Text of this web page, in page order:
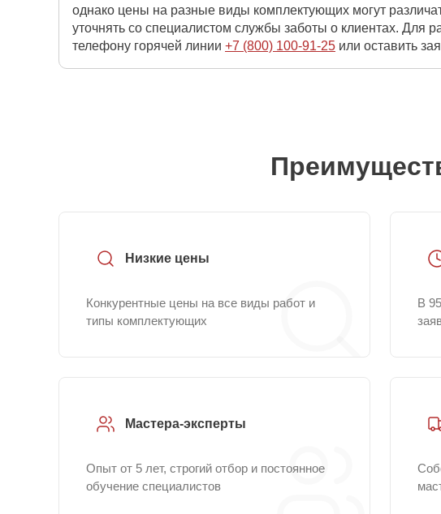
однако цены на разные виды комплектующих могут
уточнять со специалистом службы заботы о клиентах. Для
телефону горячей линии +7 (800) 100-91-25 или оставить
Низкие цены
Конкурентные цены на все виды работ и
типы комплектующих
В
Мастера-эксперты
Опыт от 5 лет, строгий отбор и постоянное
обучение специалистов